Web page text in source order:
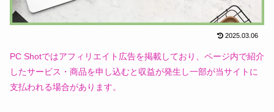
2025.03.06
PC Shotではアフィリエイト広告を掲載しており、ページ内で紹介
したサービス・商品を申し込むと収益が発生し一部が当サイトに
支払われる場合があります。